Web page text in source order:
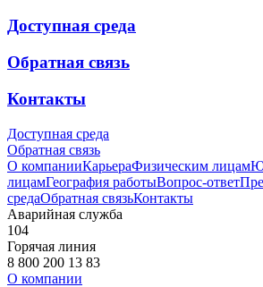
Доступная среда
Обратная связь
Контакты
Доступная среда
Обратная связь
О компанииКарьераФизическим лицам
лицамГеография работыВопрос-ответ
средаОбратная связьКонтакты
Аварийная служба
104
Горячая линия
8 800 200 13 83
О компании